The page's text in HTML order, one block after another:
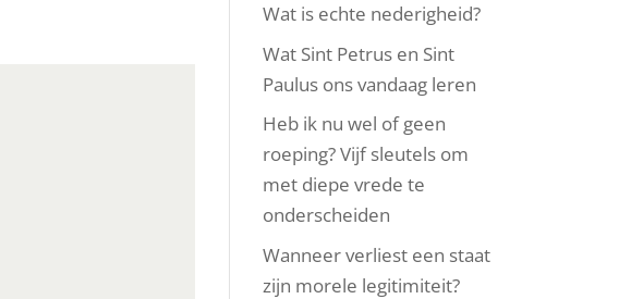
Wat is echte nederigheid?
Wat Sint Petrus en Sint
Paulus ons vandaag leren
Heb ik nu wel of geen
roeping? Vijf sleutels om
met diepe vrede te
onderscheiden
Wanneer verliest een staat
zijn morele legitimiteit?